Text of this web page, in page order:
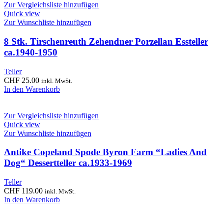
Zur Vergleichsliste hinzufügen
Quick view
Zur Wunschliste hinzufügen
8 Stk. Tirschenreuth Zehendner Porzellan Essteller
ca.1940-1950
Teller
CHF 25.00 inkl. MwSt.
In den Warenkorb
Zur Vergleichsliste hinzufügen
Quick view
Zur Wunschliste hinzufügen
Antike Copeland Spode Byron Farm “Ladies And
Dog“ Dessertteller ca.1933-1969
Teller
CHF 119.00 inkl. MwSt.
In den Warenkorb